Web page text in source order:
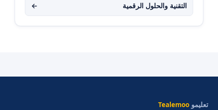
التقنية والحلول الرقمية ←
تعليمو Tealemoo